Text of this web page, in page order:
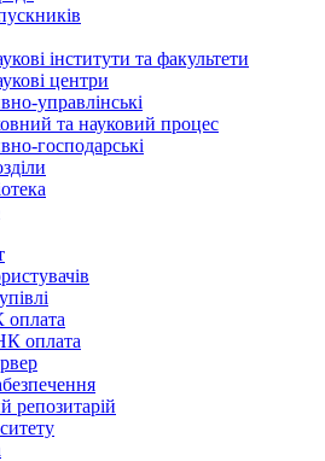
інститути та факультети
центри
управлінські
та науковий процес
господарські
оплата
репозитарій